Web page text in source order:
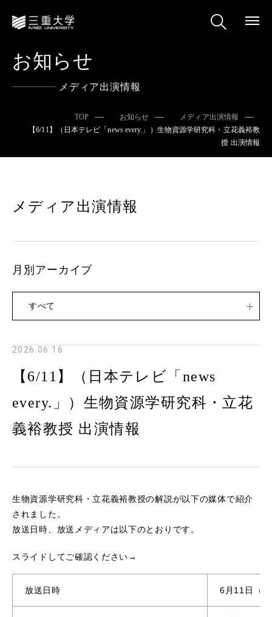
お知らせ
メディア出演情報
TOP お知らせ
メディア出演情報
【6/11】（日本テレビ「news every.」）生物資源学研究科・立花義裕教
授 出演情報
2026.06.16
【6/11】（日本テレビ「news
every.」）生物資源学研究科・立花
義裕教授 出演情報
生物資源学研究科・立花義裕教授の解説が以下の媒体で紹介
されました。
放送日時、放送メディアは以下のとおりです。
スライドしてご確認ください→
放送日時 6月11日（
メディア出演情報
月別アーカイブ
すべて